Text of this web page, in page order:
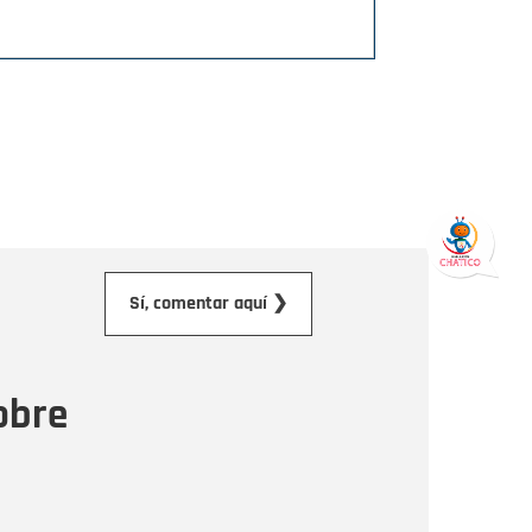
Sí, comentar aquí ❯